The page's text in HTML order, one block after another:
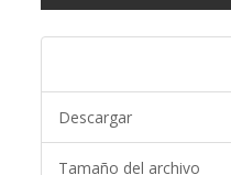
Descargar
Tamaño del archivo